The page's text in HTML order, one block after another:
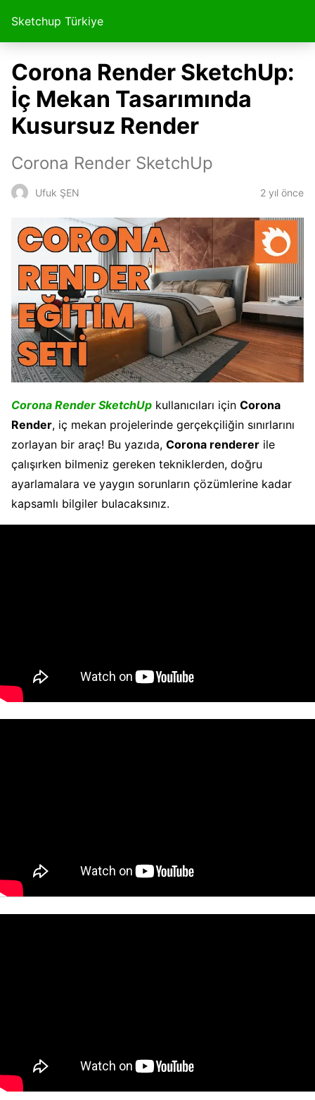
Sketchup Türkiye
Corona Render SketchUp:
İç Mekan Tasarımında
Kusursuz Render
Corona Render SketchUp
Ufuk ŞEN 2 yıl önce
Corona Render SketchUp kullanıcıları için Corona
Render, iç mekan projelerinde gerçekçiliğin sınırlarını
zorlayan bir araç! Bu yazıda, Corona renderer ile
çalışırken bilmeniz gereken tekniklerden, doğru
ayarlamalara ve yaygın sorunların çözümlerine kadar
kapsamlı bilgiler bulacaksınız.